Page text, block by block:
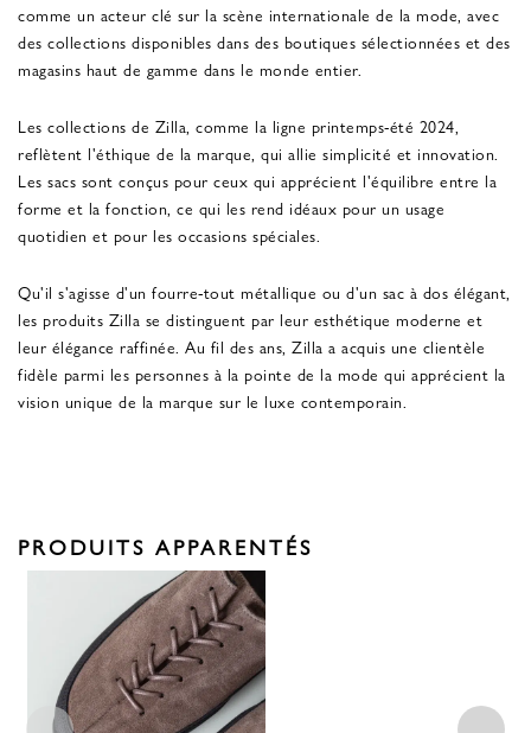
comme un acteur clé sur la scène internationale de la mode, avec
des collections disponibles dans des boutiques sélectionnées et des
magasins haut de gamme dans le monde entier.
Les collections de Zilla, comme la ligne printemps-été 2024,
reflètent l'éthique de la marque, qui allie simplicité et innovation.
Les sacs sont conçus pour ceux qui apprécient l'équilibre entre la
forme et la fonction, ce qui les rend idéaux pour un usage
quotidien et pour les occasions spéciales.
Qu'il s'agisse d'un fourre-tout métallique ou d'un sac à dos élégant,
les produits Zilla se distinguent par leur esthétique moderne et
leur élégance raffinée. Au fil des ans, Zilla a acquis une clientèle
fidèle parmi les personnes à la pointe de la mode qui apprécient la
vision unique de la marque sur le luxe contemporain.
PRODUITS APPARENTÉS